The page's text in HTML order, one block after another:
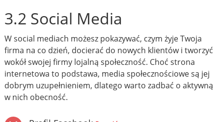
3.2 Social Media
W social mediach możesz pokazywać, czym żyje Twoja
firma na co dzień, docierać do nowych klientów i tworzyć
wokół swojej firmy lojalną społeczność. Choć strona
internetowa to podstawa, media społecznościowe są jej
dobrym uzupełnieniem, dlatego warto zadbać o aktywną
w nich obecność.